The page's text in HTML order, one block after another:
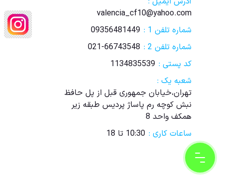
valencia_cf10@yahoo.com
شماره تلفن 1 :
09356481449
شماره تلفن 2 :
021-66743548
کد پستی : 1134835539
شعبه یک :
تهران،خیابان جمهوری قبل از پل حافظ
نبش کوچه رم پاساژ پردیس طبقه زیر
همکف واحد 8
ساعات کاری : 10:30 تا 18